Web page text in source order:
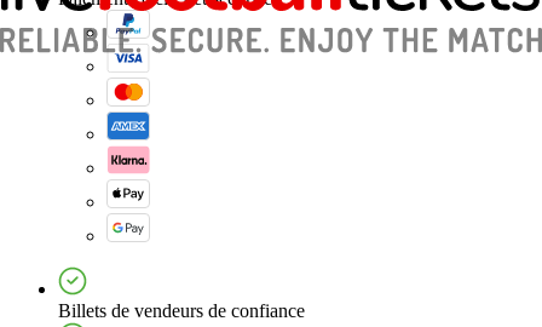
Billets de vendeurs de confiance